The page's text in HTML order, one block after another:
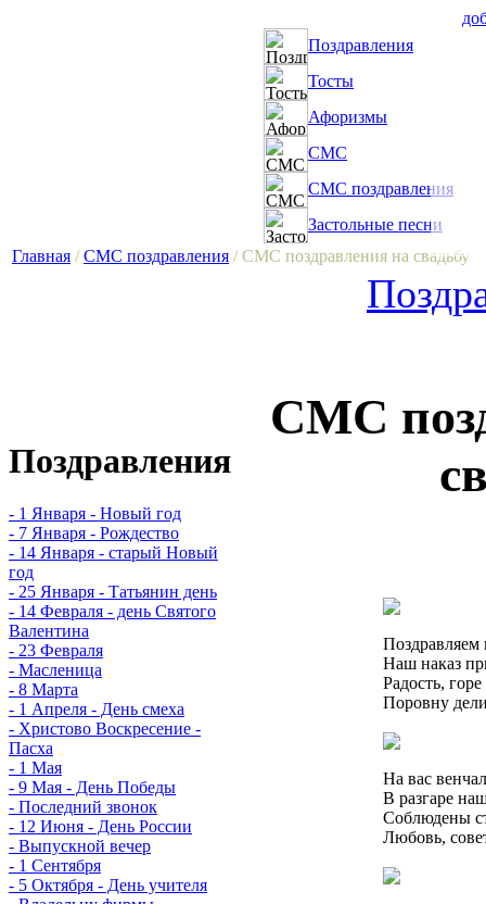
Поздравления
Тосты
Афоризмы
СМС
СМС поздравления
Застольные песни
Главная /СМС поздравления / СМС поздравления на свадьбу
Поздравления
- 1 Января - Новый год
- 7 Января - Рождество
- 14 Января - старый Новый
год
- 25 Января - Татьянин день
- 14 Февраля - день Святого
Валентина
- 23 Февраля
- Масленица
- 8 Марта
- 1 Апреля - День смеха
- Христово Воскресение -
Пасха
- 1 Мая
- 9 Мая - День Победы
- Последний звонок
- 12 Июня - День России
- Выпускной вечер
- 1 Сентября
- 5 Октября - День учителя
СМС
Наш наказ
Радость,
Поровну
На вас
В разгаре
Соблюдены
Любовь,